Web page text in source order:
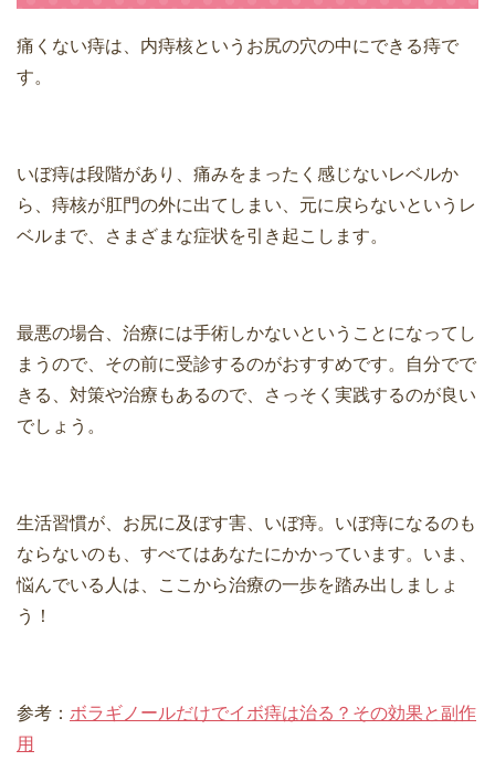
痛くない痔は、内痔核というお尻の穴の中にできる痔で
す。
いぼ痔は段階があり、痛みをまったく感じないレベルか
ら、痔核が肛門の外に出てしまい、元に戻らないというレ
ベルまで、さまざまな症状を引き起こします。
最悪の場合、治療には手術しかないということになってし
まうので、その前に受診するのがおすすめです。自分でで
きる、対策や治療もあるので、さっそく実践するのが良い
でしょう。
生活習慣が、お尻に及ぼす害、いぼ痔。いぼ痔になるのも
ならないのも、すべてはあなたにかかっています。いま、
悩んでいる人は、ここから治療の一歩を踏み出しましょ
う！
参考： ボラギノールだけでイボ痔は治る？その効果と副作
用